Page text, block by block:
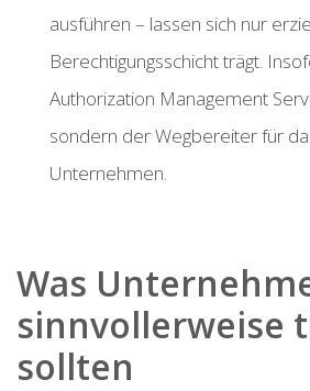
ausführen – lassen sich nur
Berechtigungsschicht trägt.
Authorization Management
sondern der Wegbereiter für
Unternehmen.
Was
sinnvollerweise
sollten